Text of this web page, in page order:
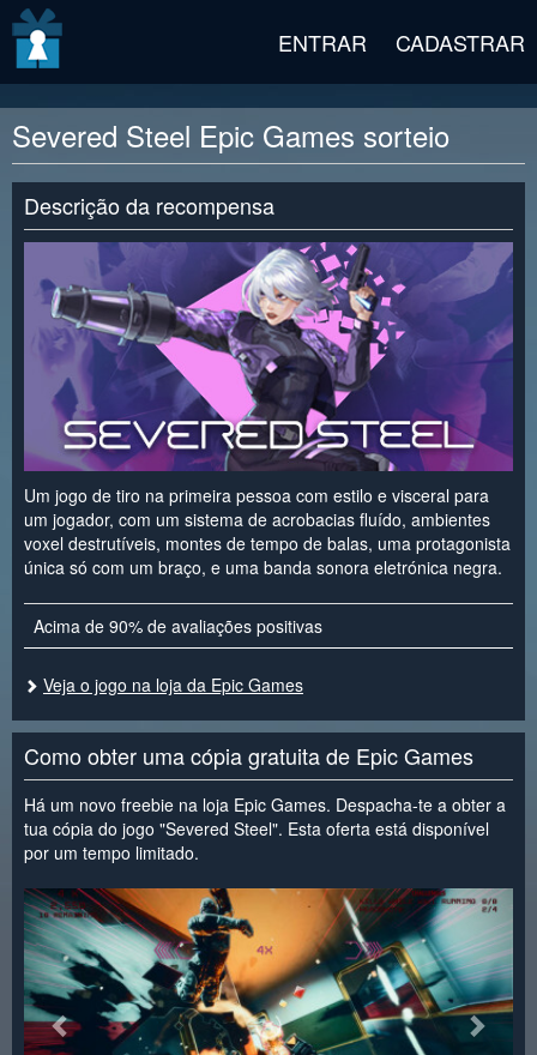
ENTRAR CADASTRAR
Severed Steel Epic Games sorteio
Descrição da recompensa
Um jogo de tiro na primeira pessoa com estilo e visceral para
um jogador, com um sistema de acrobacias fluído, ambientes
voxel destrutíveis, montes de tempo de balas, uma protagonista
única só com um braço, e uma banda sonora eletrónica negra.
Acima de 90% de avaliações positivas
Veja o jogo na loja da Epic Games
Como obter uma cópia gratuita de Epic Games
Há um novo freebie na loja Epic Games. Despacha-te a obter a
tua cópia do jogo "Severed Steel". Esta oferta está disponível
por um tempo limitado.
< >